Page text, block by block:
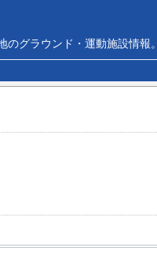
グラウンド・運動施設情報。